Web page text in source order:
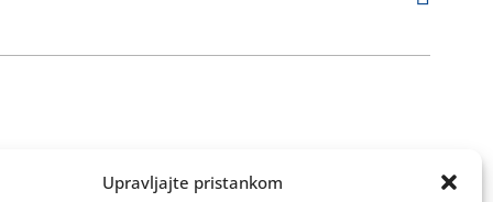
Upravljajte pristankom